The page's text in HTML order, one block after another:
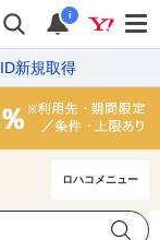
i
ID新規取得
ロハコメニュー